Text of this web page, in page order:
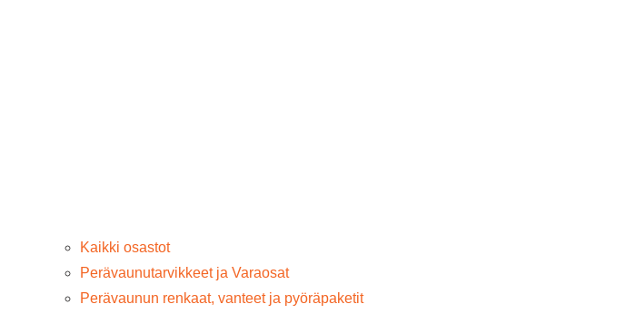
Kaikki osastot
Perävaunutarvikkeet ja Varaosat
Perävaunun renkaat, vanteet ja pyöräpaketit